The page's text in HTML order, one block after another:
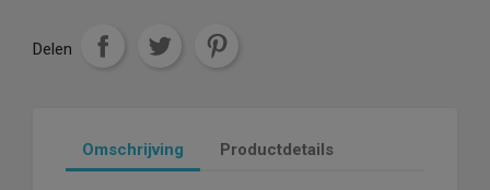
Delen
Omschrijving Productdetails